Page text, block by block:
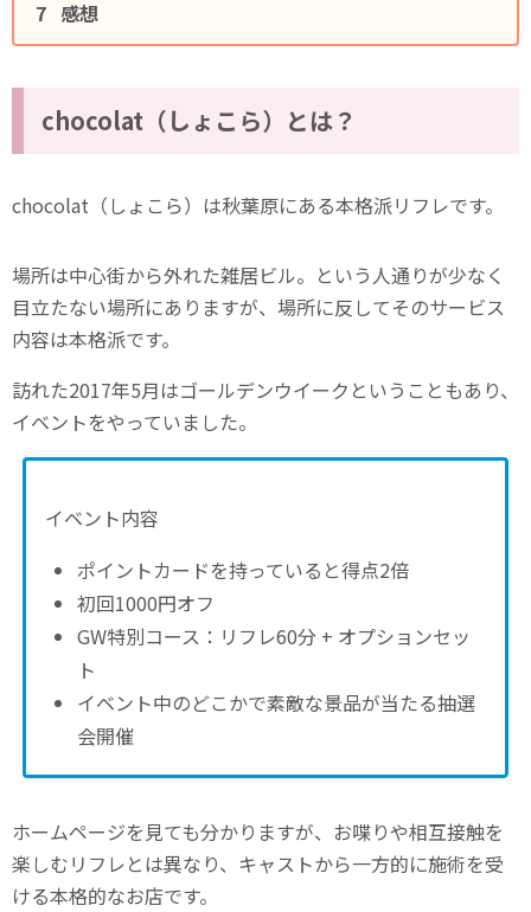
感想
chocolat（しょこら）とは？
chocolat（しょこら）は秋葉原にある本格派リフレです。
場所は中心街から外れた雑居ビル。という人通りが少なく
目立たない場所にありますが、場所に反してそのサービス
内容は本格派です。
訪れた2017年5月はゴールデンウイークということもあり、
イベントをやっていました。
イベント内容
ポイントカードを持っていると得点2倍
初回1000円オフ
GW特別コース：リフレ60分 + オプションセッ
ト
イベント中のどこかで素敵な景品が当たる抽選
会開催
ホームページを見ても分かりますが、お喋りや相互接触を
楽しむリフレとは異なり、キャストから一方的に施術を受
ける本格的なお店です。